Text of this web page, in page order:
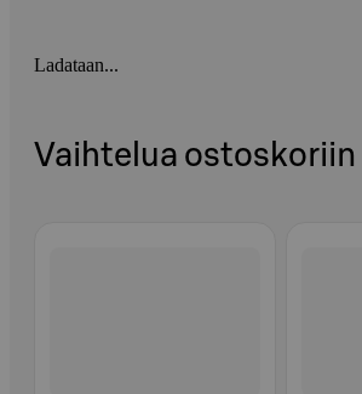
Ladataan...
Vaihtelua ostoskoriin